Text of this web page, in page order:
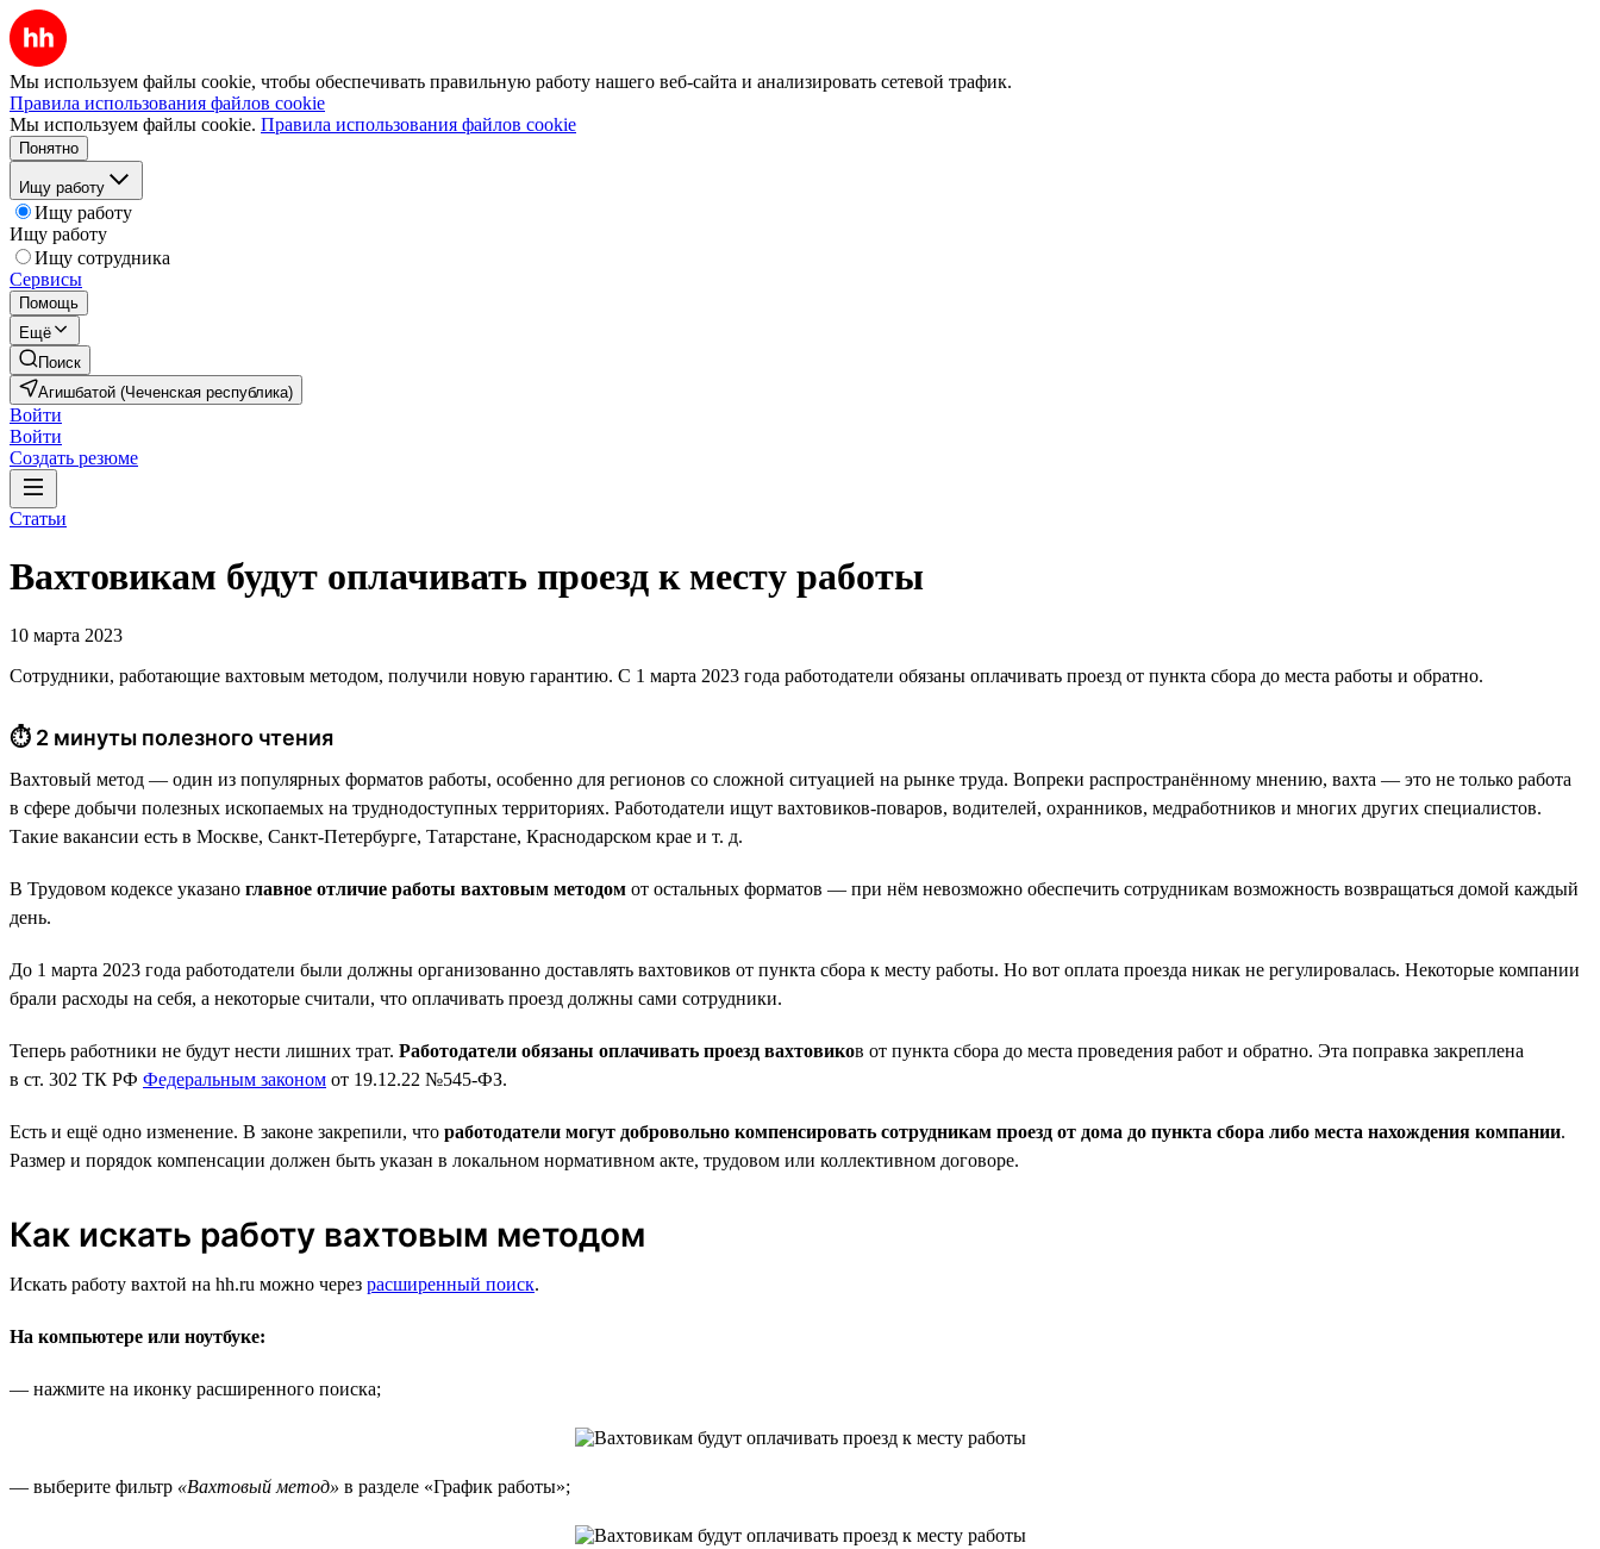
Мы используем файлы cookie, чтобы обеспечивать правильную работу нашего веб-сайта и анализировать сетевой трафик.
Правила использования файлов cookie
Мы используем файлы cookie. Правила использования файлов cookie
Понятно
Ищу работу
Ищу работу
Ищу работу
Ищу сотрудника
Сервисы
Помощь
Ещё
Поиск
Агишбатой (Чеченская республика)
Войти
Войти
Создать резюме
Статьи
Вахтовикам будут оплачивать проезд к месту работы
10 марта 2023
Сотрудники, работающие вахтовым методом, получили новую гарантию. С 1 марта 2023 года работодатели обязаны оплачивать проезд от пункта сбора до места работы и обратно.
⏱ 2 минуты полезного чтения
Вахтовый метод — один из популярных форматов работы, особенно для регионов со сложной ситуацией на рынке труда. Вопреки распространённому мнению, вахта — это не только работа
в сфере добычи полезных ископаемых на труднодоступных территориях. Работодатели ищут вахтовиков-поваров, водителей, охранников, медработников и многих других специалистов.
Такие вакансии есть в Москве, Санкт-Петербурге, Татарстане, Краснодарском крае и т. д.
В Трудовом кодексе указано главное отличие работы вахтовым методом от остальных форматов — при нём невозможно обеспечить сотрудникам возможность возвращаться домой каждый
день.
До 1 марта 2023 года работодатели были должны организованно доставлять вахтовиков от пункта сбора к месту работы. Но вот оплата проезда никак не регулировалась. Некоторые компании
брали расходы на себя, а некоторые считали, что оплачивать проезд должны сами сотрудники.
Теперь работники не будут нести лишних трат. Работодатели обязаны оплачивать проезд вахтовиков от пункта сбора до места проведения работ и обратно. Эта поправка закреплена
в ст. 302 ТК РФ Федеральным законом от 19.12.22 №545-ФЗ.
Есть и ещё одно изменение. В законе закрепили, что работодатели могут добровольно компенсировать сотрудникам проезд от дома до пункта сбора либо места нахождения компании.
Размер и порядок компенсации должен быть указан в локальном нормативном акте, трудовом или коллективном договоре.
Как искать работу вахтовым методом
Искать работу вахтой на hh.ru можно через расширенный поиск.
На компьютере или ноутбуке:
— нажмите на иконку расширенного поиска;
— выберите фильтр «Вахтовый метод» в разделе «График работы»;